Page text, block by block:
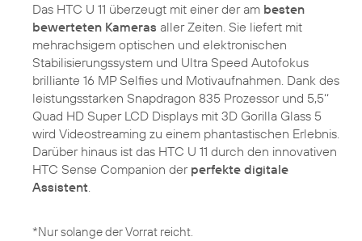
Das HTC U 11 überzeugt mit einer der am besten
bewerteten Kameras aller Zeiten. Sie liefert mit
mehrachsigem optischen und elektronischen
Stabilisierungssystem und Ultra Speed Autofokus
brilliante 16 MP Selfies und Motivaufnahmen. Dank des
leistungsstarken Snapdragon 835 Prozessor und 5,5‘‘
Quad HD Super LCD Displays mit 3D Gorilla Glass 5
wird Videostreaming zu einem phantastischen Erlebnis.
Darüber hinaus ist das HTC U 11 durch den innovativen
HTC Sense Companion der perfekte digitale
Assistent.
*Nur solange der Vorrat reicht.